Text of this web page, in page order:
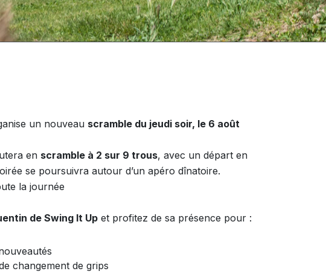
un nouveau scramble du jeudi soir, le 6 août
en scramble à 2 sur 9 trous, avec un départ en
se poursuivra autour d’un apéro dînatoire.
la journée
de Swing It Up et profitez de sa présence pour :
changement de grips